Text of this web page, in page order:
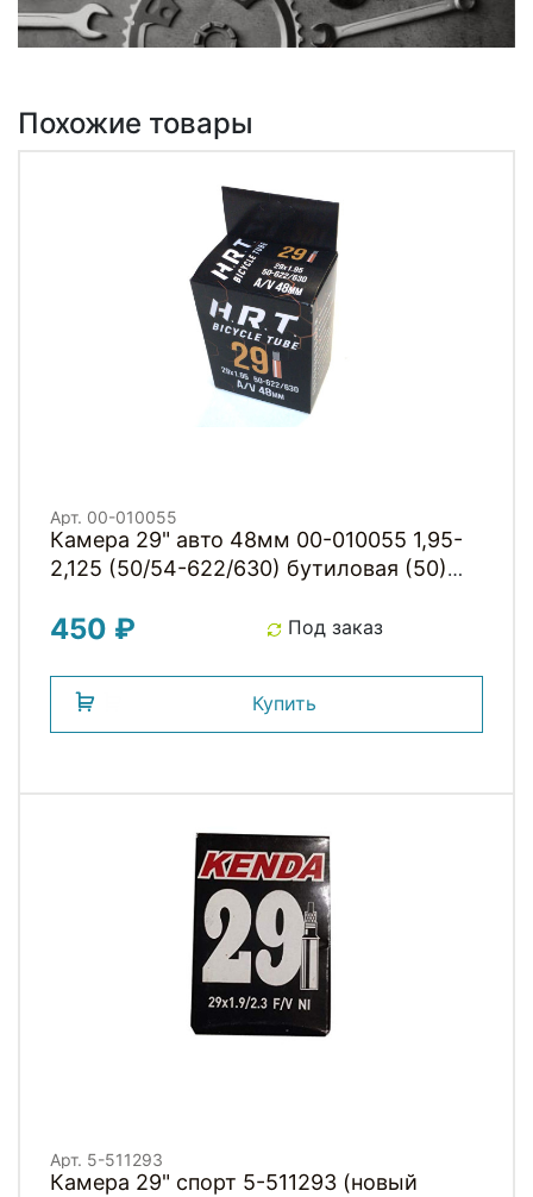
Похожие товары
Арт. 00-010055
Камера 29" авто 48мм 00-010055 1,95-
2,125 (50/54-622/630) бутиловая (50)
450 ₽ Под заказ
Купить
Арт. 5-511293
Камера 29" спорт 5-511293 (новый